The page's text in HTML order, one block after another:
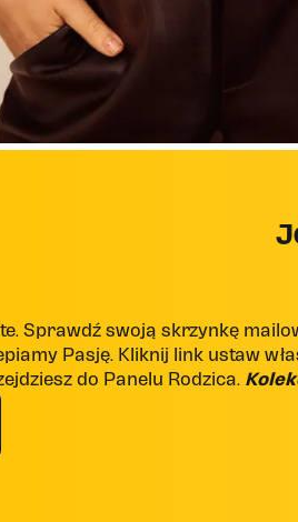
Sprawdź swoją skrzynkę
Pasję. Kliknij link ustaw
do Panelu Rodzica.